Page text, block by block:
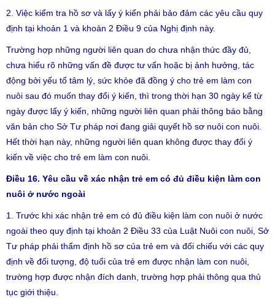
2. Việc kiểm tra hồ sơ và lấy ý kiến phải bảo đảm các yêu cầu quy
định tại khoản 1 và khoản 2 Điều 9 của Nghị định này.
Trường hợp những người liên quan do chưa nhận thức đầy đủ,
chưa hiểu rõ những vấn đề được tư vấn hoặc bị ảnh hưởng, tác
động bởi yếu tố tâm lý, sức khỏe đã đồng ý cho trẻ em làm con
nuôi sau đó muốn thay đổi ý kiến, thì trong thời hạn 30 ngày kể từ
ngày được lấy ý kiến, những người liên quan phải thông báo bằng
văn bản cho Sở Tư pháp nơi đang giải quyết hồ sơ nuôi con nuôi.
Hết thời hạn này, những người liên quan không được thay đổi ý
kiến về việc cho trẻ em làm con nuôi.
Điều 16. Yêu cầu về xác nhận trẻ em có đủ điều kiện làm con
nuôi ở nước ngoài
1. Trước khi xác nhận trẻ em có đủ điều kiện làm con nuôi ở nước
ngoài theo quy định tại khoản 2 Điều 33 của Luật Nuôi con nuôi, Sở
Tư pháp phải thẩm định hồ sơ của trẻ em và đối chiếu với các quy
định về đối tượng, độ tuổi của trẻ em được nhận làm con nuôi,
trường hợp được nhận đích danh, trường hợp phải thông qua thủ
tục giới thiệu.